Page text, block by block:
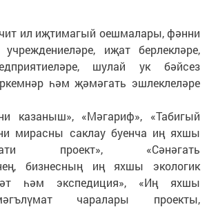
ил иҗтимагый оешмалары, фәнни
иҗат берлекләре,
шулай ук бәйсез
һәм җәмәгать эшлеклеләре
казаныш», «Мәгариф», «Табигый
мирасны саклау буенча иң яхшы
проект», «Сәнәгать
бизнесның иң яхшы экологик
һәм экспедиция», «Иң яхшы
чаралары проекты,